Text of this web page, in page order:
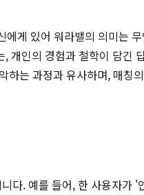
게 있어 워라밸의 의미는
개인의 경험과 철학이 담긴
는 과정과 유사하며, 매칭
다. 예를 들어, 한 사용자가